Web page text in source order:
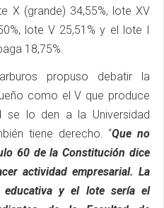
X (grande) 34,55%, lote XV
lote V 25,51% y el lote I
18,75%.
propuso debatir la
como el V que produce
se lo den a la Universidad
tiene derecho. “Que no
60 de la Constitución dice
actividad empresarial. La
educativa y el lote sería el